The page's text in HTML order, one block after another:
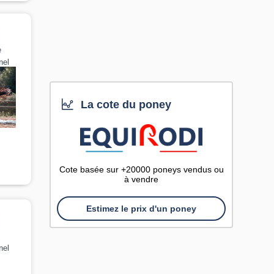
La cote du poney
Cote basée sur +20000 poneys vendus ou
à vendre
Estimez le prix d'un poney